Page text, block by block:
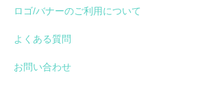
ロゴ/バナーのご利用について
よくある質問
お問い合わせ